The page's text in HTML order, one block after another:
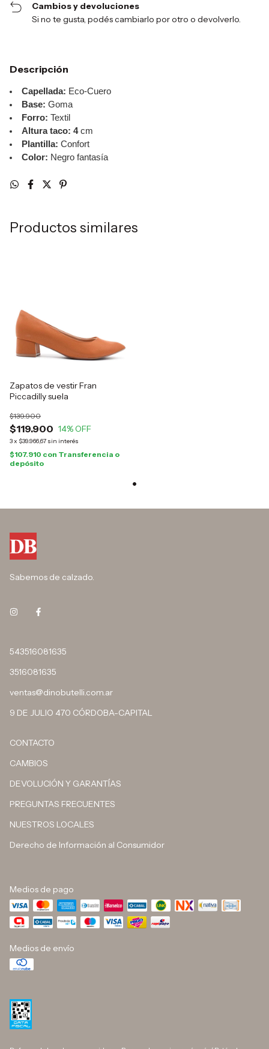
Cambios y devoluciones
Si no te gusta, podés cambiarlo por otro o devolverlo.
Descripción
Capellada: Eco-Cuero
Base: Goma
Forro: Textil
Altura taco: 4cm
Plantilla: Confort
Color: Negro fantasía
Productos similares
Zapatos de vestir Fran
Piccadilly suela
$119.900
$139.900
14% OFF
3x $39.966,67 sin interés
$107.910 con Transferencia o
depósito
Sabemos de calzado.
543516081635
3516081635
ventas@dinobutelli.com.ar
9 DE JULIO 470 CÓRDOBA-CAPITAL
CONTACTO
CAMBIOS
DEVOLUCIÓN Y GARANTÍAS
PREGUNTAS FRECUENTES
NUESTROS LOCALES
Derecho de Información al Consumidor
Medios de pago
Medios de envío